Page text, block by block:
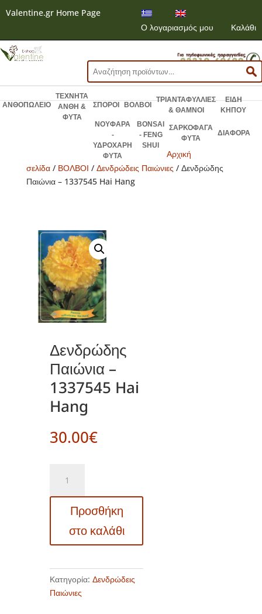
Valentine.gr Home Page
Ο λογαριασμός μου
Καλάθι
Αναζήτηση
για:
ΑΝΘΟΠΩΛΕΙΟ
ΤΕΧΝΗΤΑ
ΑΝΘΗ &
ΦΥΤΑ
ΣΠΟΡΟΙ ΒΟΛΒΟΙ
ΤΡΙΑΝΤΑΦΥΛΛΙΕΣ
& ΘΑΜΝΟΙ
ΕΙΔΗ
ΚΗΠΟΥ
ΝΟΥΦΑΡΑ
-
ΥΔΡΟΧΑΡΗ
ΦΥΤΑ
BONSAI
- FENG
SHUI
ΣΑΡΚΟΦΑΓΑ
ΦΥΤΑ
ΔΙΑΦΟΡΑ
Αρχική
σελίδα/ ΒΟΛΒΟΙ / Δενδρώδεις Παιώνιες / Δενδρώδης
Παιώνια – 1337545 Hai Hang
Δενδρώδης
Παιώνια –
1337545 Hai
Hang
30.00€
Παιώνια
-
1337545Προσθήκη
στο καλάθι
Κατηγορία: Δενδρώδεις
Παιώνιες